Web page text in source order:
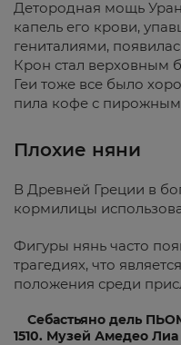
Детородная мощь
капель его крови,
гениталиями,
Крон стал верховным
Геи тоже все было
пила кофе с
Плохие няни
В Древней Греции в
кормилицы
Фигуры нянь часто
трагедиях, что
положения среди
Себастьяно дель
1510. Музей Амедео